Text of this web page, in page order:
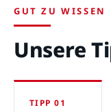
GUT ZU WISSEN
Unsere
TIPP 01